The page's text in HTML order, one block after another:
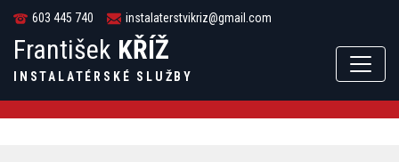
603 445 740 instalaterstvikriz@gmail.com
František KŘÍŽ
INSTALATÉRSKÉ SLUŽBY